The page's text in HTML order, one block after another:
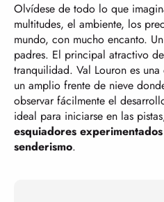
Olvídese de todo lo que
multitudes, el ambiente, los
mundo, con mucho encanto.
padres. El principal atractivo
tranquilidad. Val Louron es una
un amplio frente de nieve
observar fácilmente el
ideal para iniciarse en las
esquiadores experimentados
senderismo.